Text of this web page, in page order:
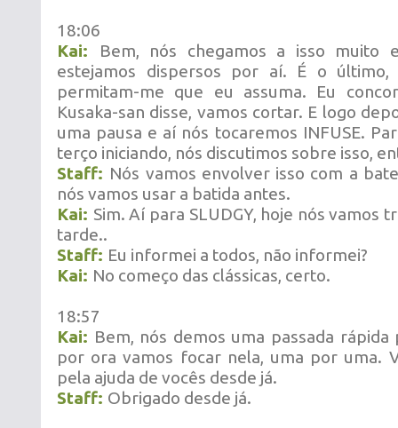
18:06
Kai:
Bem, nós chegamos a isso muito
estejamos dispersos por aí. É o
permitam-me que eu assuma. Eu
Kusaka-san disse, vamos cortar. E logo
uma pausa e aí nós tocaremos INFUSE.
terço iniciando, nós discutimos sobre isso,
Staff: Nós vamos envolver isso com a
nós vamos usar a batida antes.
Kai: Sim. Aí para SLUDGY, hoje nós vamos
tarde..
Staff: Eu informei a todos, não informei?
Kai: No começo das clássicas, certo.
18:57
Kai: Bem, nós demos uma passada
por ora vamos focar nela, uma por uma.
pela ajuda de vocês desde já.
Staff: Obrigado desde já.